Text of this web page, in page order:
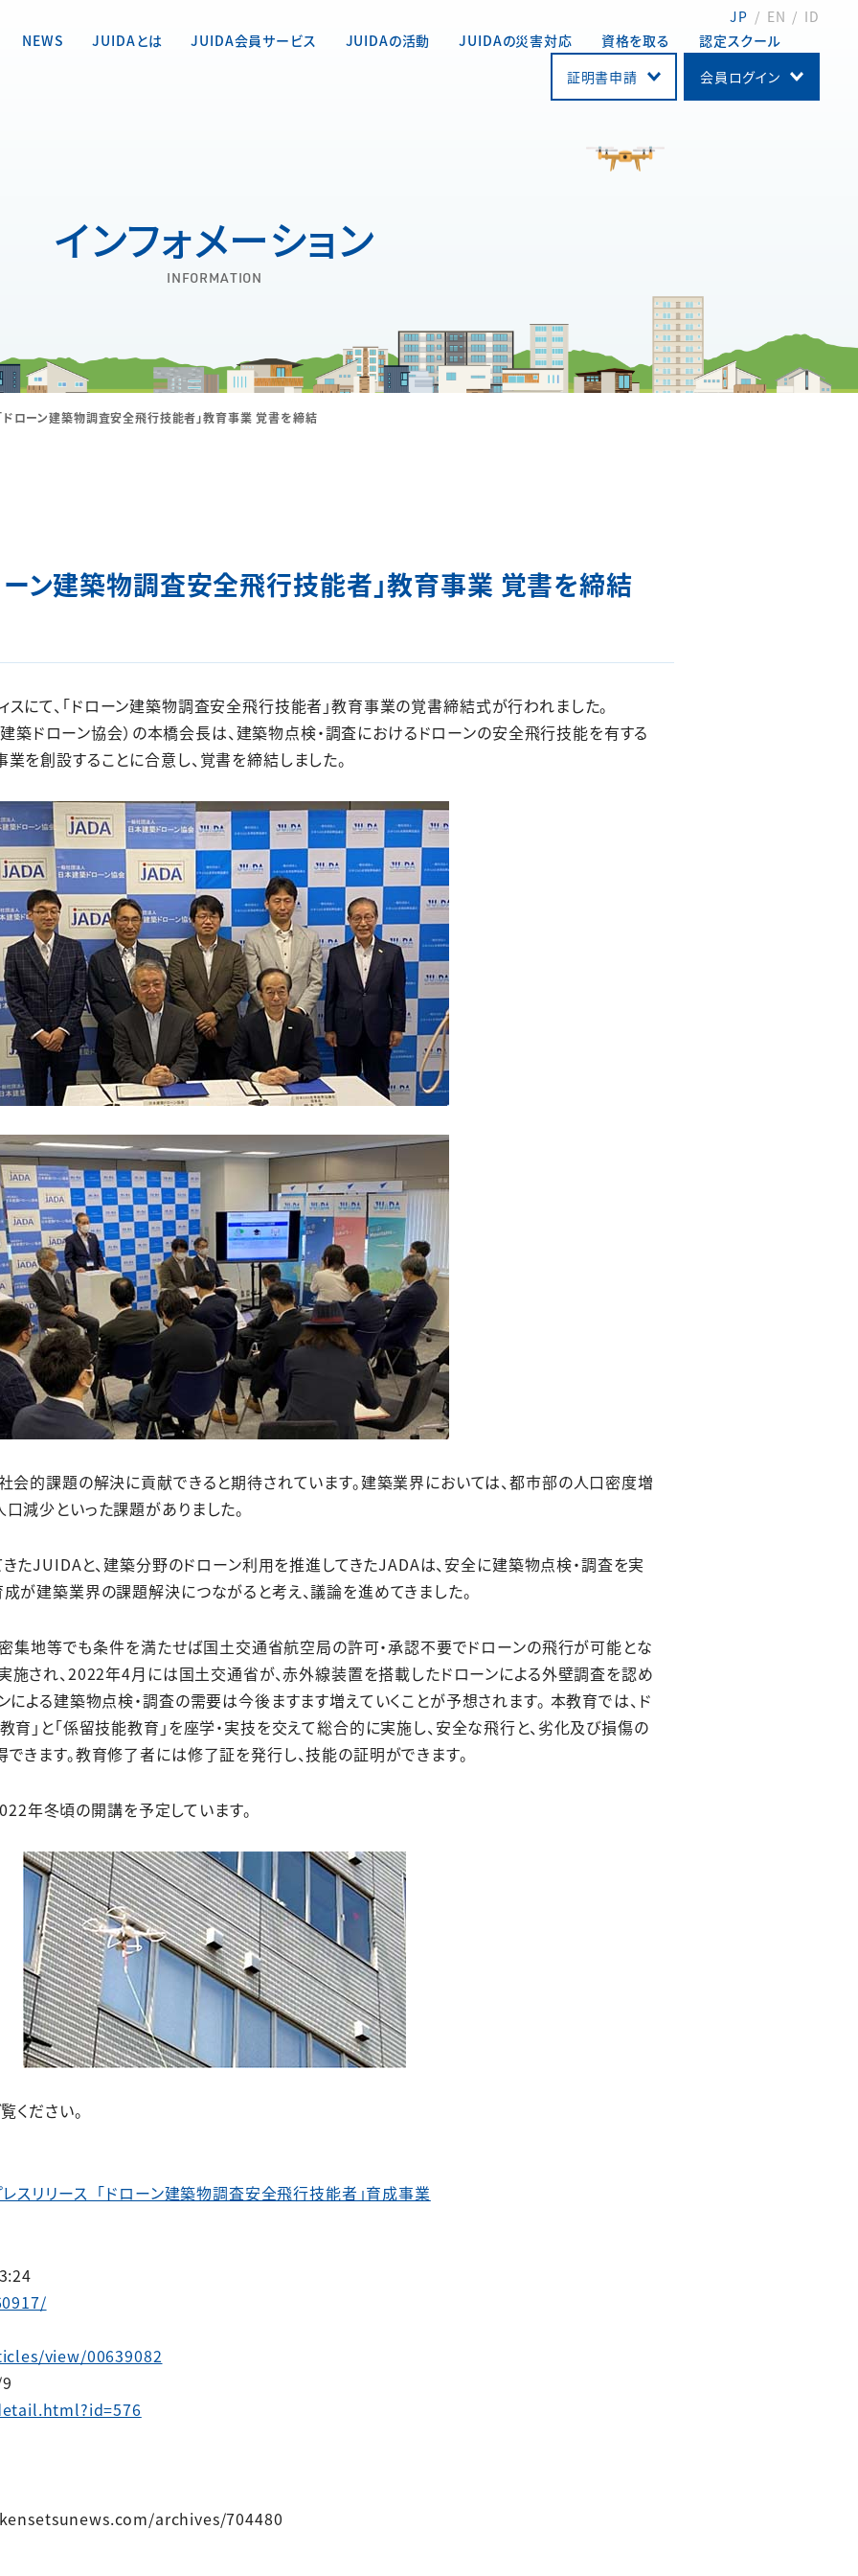
JP EN
ID
NEWS
JUIDAとは JUIDA会員サービス JUIDAの活動 JUIDAの災害対応 資格を取る
認定スクール
証明書申請
会員ログイン
インフォメーション
INFORMATION
ローン建築物調査安全飛行技能者」教育事業 覚書を締結
ン建築物調査安全飛行技能者」教育事業 覚書を締結
スにて、「ドローン建築物調査安全飛行技能者」教育事業の覚書締結式が行われました。
ドローン協会）の本橋会長は、建築物点検・調査におけるドローンの安全飛行技能を有する
を創設することに合意し、覚書を締結しました。
会的課題の解決に貢献できると期待されています。建築業界においては、都市部の人口密度増
減少といった課題がありました。
たJUIDAと、建築分野のドローン利用を推進してきたJADAは、安全に建築物点検・調査を実
が建築業界の課題解決につながると考え、議論を進めてきました。
集地等でも条件を満たせば国土交通省航空局の許可・承認不要でドローンの飛行が可能とな
され、2022年4月には国土交通省が、赤外線装置を搭載したドローンによる外壁調査を認め
による建築物点検・調査の需要は今後ますます増えていくことが予想されます。 本教育では、ド
育」と「係留技能教育」を座学・実技を交えて総合的に実施し、安全な飛行と、劣化及び損傷の
きます。教育修了者には修了証を発行し、技能の証明ができます。
年冬頃の開講を予定しています。
ください。
リリース_「ドローン建築物調査安全飛行技能者」育成事業
view/00639082
archives/704480